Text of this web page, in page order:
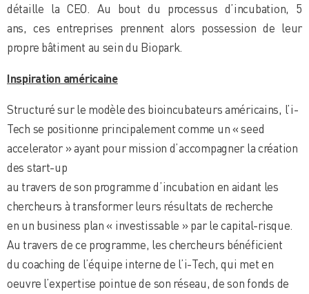
détaille la CEO. Au bout du processus d’incubation, 5
ans, ces entreprises prennent alors possession de leur
propre bâtiment au sein du Biopark.
Inspiration américaine
Structuré sur le modèle des bioincubateurs américains, l’i-
Tech se positionne principalement comme un « seed
accelerator » ayant pour mission d’accompagner la création
des start-up
au travers de son programme d’incubation en aidant les
chercheurs à transformer leurs résultats de recherche
en un business plan « investissable » par le capital-risque.
Au travers de ce programme, les chercheurs bénéficient
du coaching de l’équipe interne de l’i-Tech, qui met en
oeuvre l’expertise pointue de son réseau, de son fonds de